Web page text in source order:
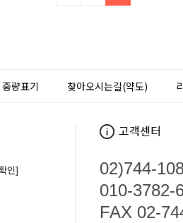
중량표기 찾아오시는길(약도)
인]
02)744-
010-3782-
FAX 02-